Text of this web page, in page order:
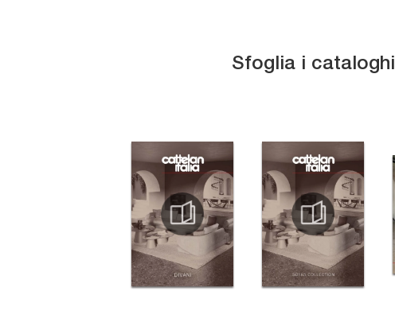
Sfoglia i cataloghi